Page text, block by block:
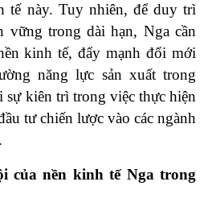
tế này. Tuy nhiên, để duy trì
vững trong dài hạn, Nga cần
kinh tế, đẩy mạnh đổi mới
năng lực sản xuất trong
kiên trì trong việc thực hiện
tư chiến lược vào các ngành
của nền kinh tế Nga trong